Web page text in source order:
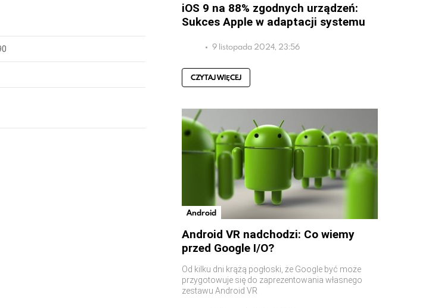
iOS 9 na 88% zgodnych urządzeń:
Sukces Apple w adaptacji systemu
9 listopada 2024, 23:56
CZYTAJ WIĘCEJ
Android
Android VR nadchodzi: Co wiemy
przed Google I/O?
Od kilku dni krążą pogłoski, że Google być może
przygotowuje się do zaprezentowania własnego
zestawu Android VR